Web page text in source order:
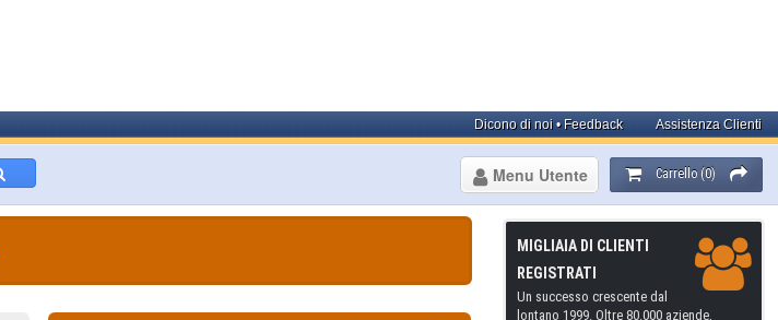
Assistenza Clienti
Dicono di noi • Feedback
Carrello (0)
Menu Utente
MIGLIAIA DI CLIENTI
REGISTRATI
Un successo crescente dal
lontano 1999. Oltre 80.000 aziende,